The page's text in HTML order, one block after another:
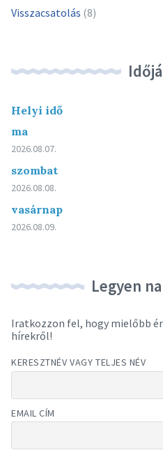
Visszacsatolás (8)
Helyi idő
ma
2026.08.07.
szombat
2026.08.08.
vasárnap
2026.08.09.
Legyen
Iratkozzon fel, hogy mielőbb
hírekről!
KERESZTNÉV VAGY TELJES NÉV
EMAIL CÍM